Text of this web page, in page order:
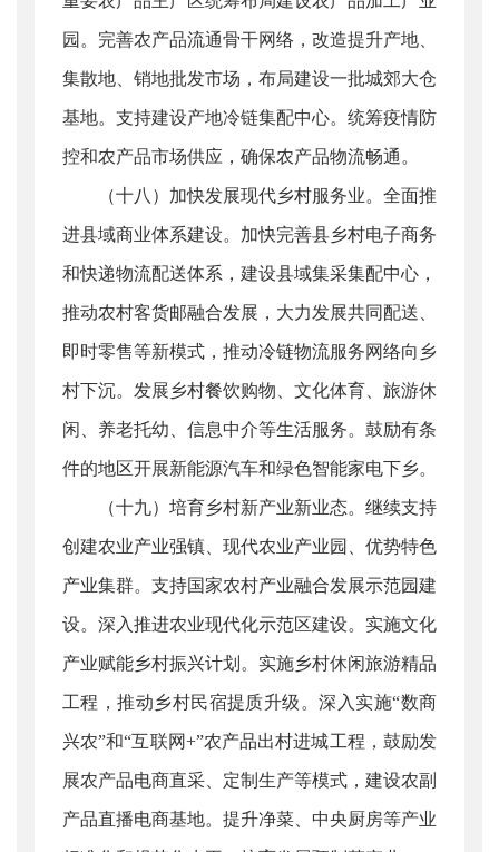
园。完善农产品流通骨干网络，改造提升产地、
集散地、销地批发市场，布局建设一批城郊大仓
基地。支持建设产地冷链集配中心。统筹疫情防
控和农产品市场供应，确保农产品物流畅通。
（十八）加快发展现代乡村服务业。全面推
进县域商业体系建设。加快完善县乡村电子商务
和快递物流配送体系，建设县域集采集配中心，
推动农村客货邮融合发展，大力发展共同配送、
即时零售等新模式，推动冷链物流服务网络向乡
村下沉。发展乡村餐饮购物、文化体育、旅游休
闲、养老托幼、信息中介等生活服务。鼓励有条
件的地区开展新能源汽车和绿色智能家电下乡。
（十九）培育乡村新产业新业态。继续支持
创建农业产业强镇、现代农业产业园、优势特色
产业集群。支持国家农村产业融合发展示范园建
设。深入推进农业现代化示范区建设。实施文化
产业赋能乡村振兴计划。实施乡村休闲旅游精品
工程，推动乡村民宿提质升级。深入实施“数商
兴农”和“互联网+”农产品出村进城工程，鼓励发
展农产品电商直采、定制生产等模式，建设农副
产品直播电商基地。提升净菜、中央厨房等产业